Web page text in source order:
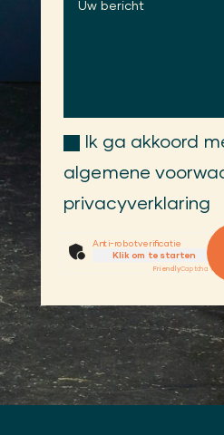
Ik ga akkoord
algemene
privacyverklaring
Anti-robotverificatie
Klik om te starten
FriendlyCaptcha ⇗